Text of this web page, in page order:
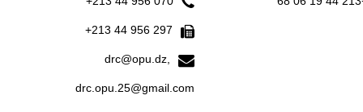
297 956 44 213+
drc@opu.dz,
drc.opu.25@gmail.com